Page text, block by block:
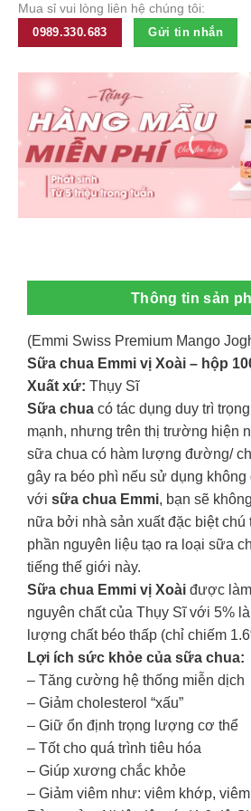
Mua sỉ vui lòng liên hệ chúng tôi:
0989.330.683
Gửi tin nhắn
Thông tin sản
(Emmi Swiss Premium Mango
Sữa chua Emmi vị Xoài – hộp
Xuất xứ: Thụy Sĩ
Sữa chua có tác dụng duy trì
mạnh, nhưng trên thị trường hiện
sữa chua có hàm lượng đường/
gây ra béo phì nếu sử dụng
với sữa chua Emmi, bạn sẽ
nữa bởi nhà sản xuất đặc biệt chú
phần nguyên liệu tạo ra loại sữa
tiếng thế giới này.
Sữa chua Emmi vị Xoàiđược
nguyên chất của Thụy Sĩ với 5%
lượng chất béo thấp (chỉ chiếm
Lợi ích sức khỏe của sữa chua:
– Tăng cường hệ thống miễn dịch
– Giảm cholesterol “xấu”
– Giữ ổn định trọng lượng cơ thể
– Tốt cho quá trình tiêu hóa
– Giúp xương chắc khỏe
– Giảm viêm như: viêm khớp,